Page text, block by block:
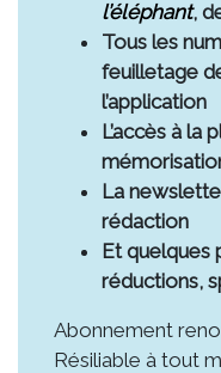
l’éléphant,
Tous les
feuilletage
l’application
L’accès à la
La
rédaction
Et quelques
réductions,
Abonnement
Résiliable à tout